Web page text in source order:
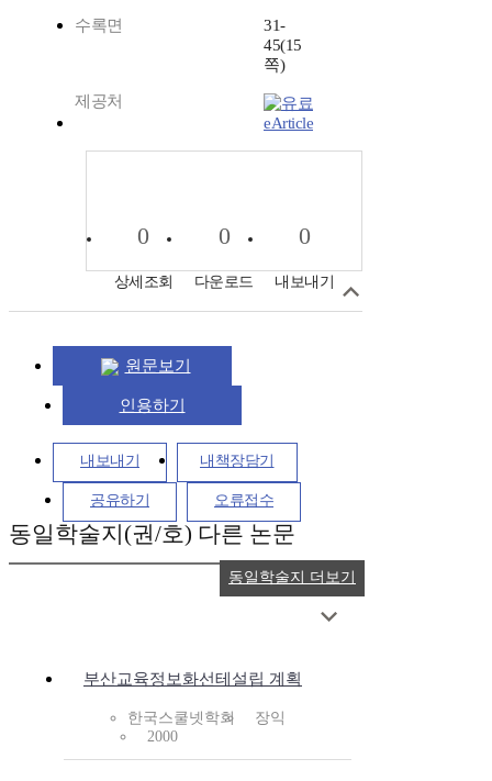
수록면
31-
45(15
쪽)
제공처
eArticle
0
상세조회
0
다운로드
0
내보내기
원문보기
인용하기
내보내기 내책장담기
공유하기 오류접수
동일학술지(권/호) 다른 논문
부산교육정보화선테설립 계획
한국스쿨넷학회
장익
2000
동일학술지 더보기